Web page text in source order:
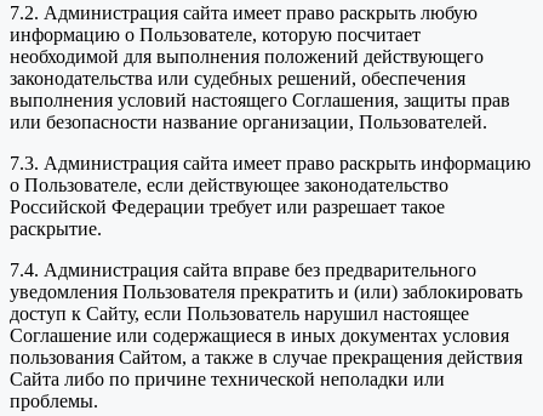
7.2. Администрация сайта имеет право раскрыть любую
информацию о Пользователе, которую посчитает
необходимой для выполнения положений действующего
законодательства или судебных решений, обеспечения
выполнения условий настоящего Соглашения, защиты прав
или безопасности название организации, Пользователей.
7.3. Администрация сайта имеет право раскрыть информацию
о Пользователе, если действующее законодательство
Российской Федерации требует или разрешает такое
раскрытие.
7.4. Администрация сайта вправе без предварительного
уведомления Пользователя прекратить и (или) заблокировать
доступ к Сайту, если Пользователь нарушил настоящее
Соглашение или содержащиеся в иных документах условия
пользования Сайтом, а также в случае прекращения действия
Сайта либо по причине технической неполадки или
проблемы.